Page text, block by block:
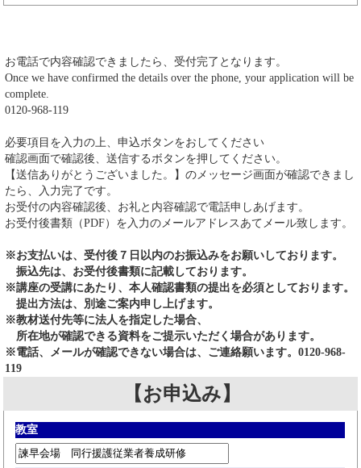
お電話で内容確認できましたら、受付完了となります。
Once we have confirmed the details over the phone, your application will be
complete.
0120-968-119
必要項目を入力の上、申込ボタンをおしてください
確認画面で確認後、送信するボタンを押してください。
【送信ありがとうございました。】のメッセージ画面が確認できまし
たら、入力完了です。
お受付の内容確認後、お礼と内容確認で電話申しあげます。
お受付後書類（PDF）を入力のメールアドレスあてメール致します。
※お支払いは、受付後７日以内のお振込みをお願いしております。
振込先は、お受付後書類に記載しております。
※講座の受講にあたり、本人確認書類の提出を必須としております。
提出方法は、別途ご案内申し上げます。
※教材送付先等に法人を指定した場合、
所在地が確認できる資料をご提示いただく場合があります。
※電話、メールが確認できない場合は、ご連絡願います。0120-968-
119
【お申込み】
教室